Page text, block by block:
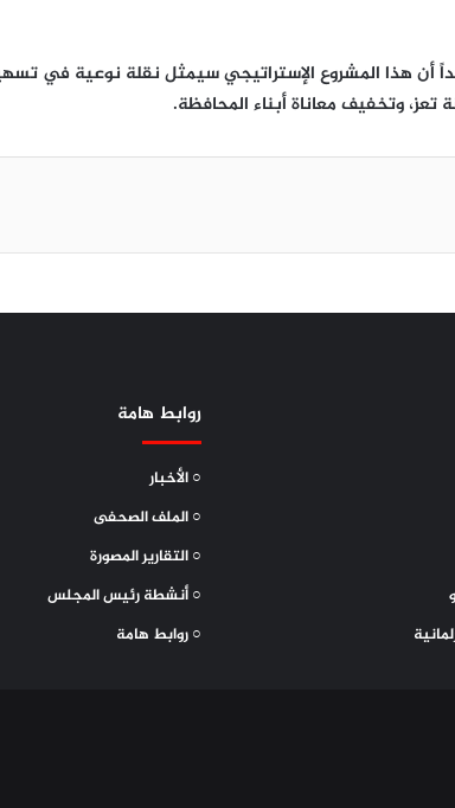
أن هذا المشروع الإستراتيجي سيمثل نقلة نوعية في
وتخفيف معاناة أبناء المحافظة.
روابط هامة
○ الأخبار
○ الملف الصحفى
○ التقارير المصورة
○ أنشطة رئيس المجلس
○ روابط هامة